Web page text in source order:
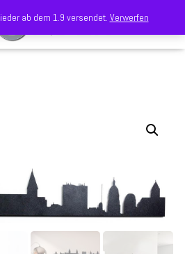
ab dem 1.9 versendet. Verwerfen